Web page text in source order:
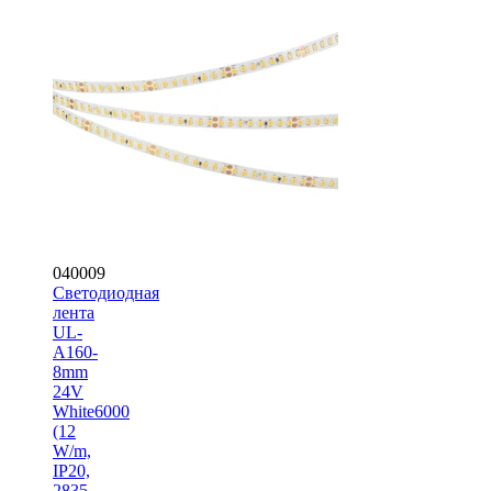
040009
Светодиодная
лента
UL-
A160-
8mm
24V
White6000
(12
W/m,
IP20,